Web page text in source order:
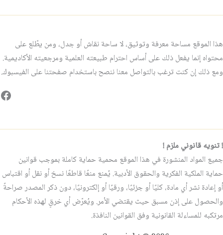
هذا الموقع مساحة معرفة وتوثيق، لا ساحة نقاش أو جدل، ومن يطّلع على
محتواه إنما يفعل ذلك على أساس احترام طبيعته العلمية ومرجعيته الأكاديمية.
ومع ذلك إن كنت ترغب بالتواصل معنا ننصح باستخدام صفحتنا على الفيسبوك.
! تنويه قانوني ملزم !
جميع المواد المنشورة في هذا الموقع محمية حماية كاملة بموجب قوانين
حماية الملكية الفكرية والحقوق الأدبية. يُمنع منعًا قاطعًا نسخ أو نقل أو اقتباس
أو إعادة نشر أي مادة، كليًا أو جزئيًا، ورقيًا أو إلكترونيًا، دون ذكر المصدر صراحةً
والحصول على إذن مسبق حيث يقتضي الأمر. ويُعرّض أي خرقٍ لهذه الأحكام
مرتكبه للمساءلة القانونية وفق القوانين النافذة.